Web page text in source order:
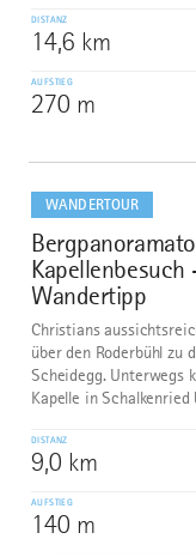
DISTANZ
14,6 km
AUFSTIEG
270 m
WANDERTOUR
2
Wandertipp
Christians
über den Roderbühl zu
Scheidegg. Unterwegs
Kapelle in
DISTANZ
9,0 km
AUFSTIEG
140 m
dazu